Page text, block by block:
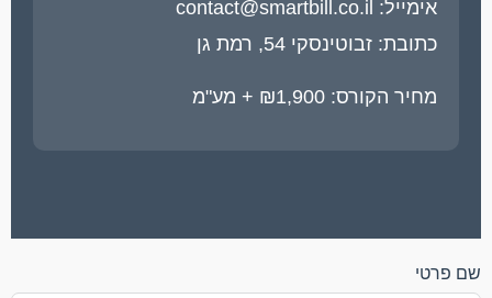
אימייל: contact@smartbill.co.il
כתובת: זבוטינסקי 54, רמת גן
מחיר הקורס: ₪1,900 + מע"מ
שם פרטי